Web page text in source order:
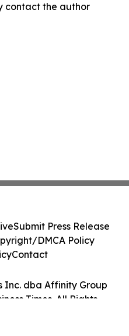
contact the author
Inc. dba Affinity Group
Times. All Rights
Submit Press Release
DMCA Policy
Contact